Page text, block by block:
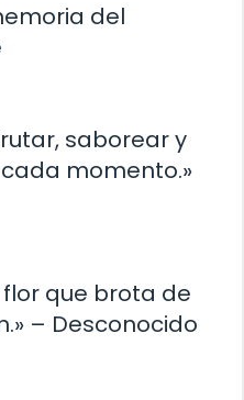
del
saborear y
momento.»
que brota de
– Desconocido